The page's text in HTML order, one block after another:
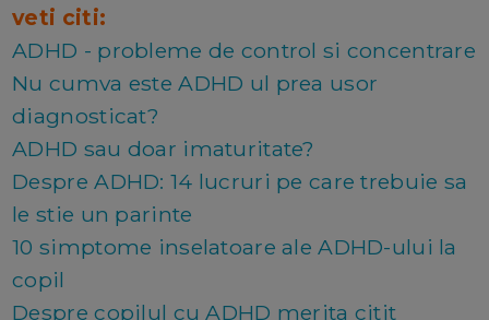
veti citi:
ADHD - probleme de control si concentrare
Nu cumva este ADHD ul prea usor
diagnosticat?
ADHD sau doar imaturitate?
Despre ADHD: 14 lucruri pe care trebuie sa
le stie un parinte
10 simptome inselatoare ale ADHD-ului la
copil
Despre copilul cu ADHD merita citit